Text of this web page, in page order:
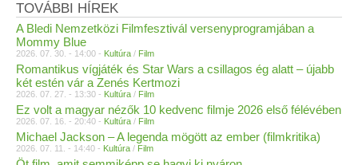
TOVÁBBI HÍREK
A Bledi Nemzetközi Filmfesztivál versenyprogramjában a
Mommy Blue
2026. 07. 30. - 14:00 - Kultúra / Film
Romantikus vígjáték és Star Wars a csillagos ég alatt – újabb
két estén vár a Zenés Kertmozi
2026. 07. 27. - 13:30 - Kultúra / Film
Ez volt a magyar nézők 10 kedvenc filmje 2026 első félévében
2026. 07. 16. - 20:40 - Kultúra / Film
Michael Jackson – A legenda mögött az ember (filmkritika)
2026. 07. 11. - 14:40 - Kultúra / Film